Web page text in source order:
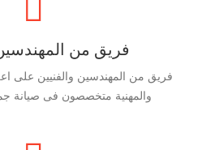
فريق من
فريق من المهندسين والفنيين على
والمهنية متخصصون فى صيانة